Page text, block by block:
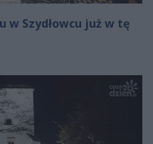
w Szydłowcu już w tę